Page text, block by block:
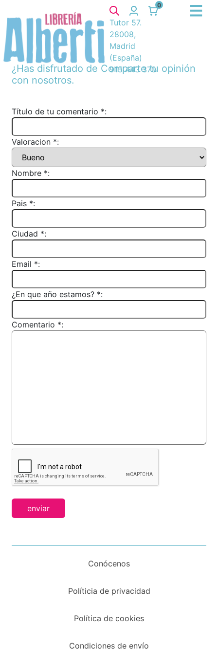
0
Tutor 57.
28008,
Madrid
(España)
915 443 370
¿Has disfrutado de Comparte tu opinión
con nosotros.
Título de tu comentario *:
Valoracion *:
Nombre *:
Pais *:
Ciudad *:
Email *:
¿En que año estamos? *:
Comentario *:
enviar
Conócenos
Políticia de privacidad
Política de cookies
Condiciones de envío